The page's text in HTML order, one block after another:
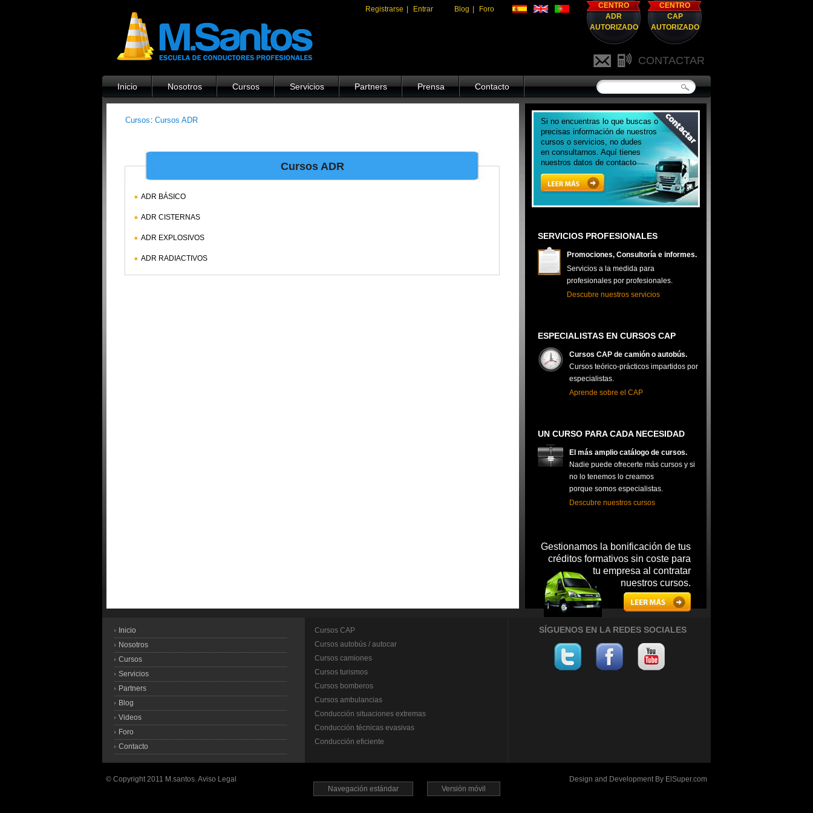
CENTRO
CAP
AUTORIZADO
CENTRO
ADR
AUTORIZADO
Blog Foro
Registrarse Entrar
CONTACTAR
Inicio Nosotros Cursos Servicios Partners Prensa Contacto
Cursos : Cursos ADR
Cursos ADR
ADR BÁSICO
ADR CISTERNAS
ADR EXPLOSIVOS
ADR RADIACTIVOS
Si no encuentras lo que buscas o
precisas información de nuestros
cursos o servicios, no dudes
en consultarnos. Aquí tienes
nuestros datos de contacto
SERVICIOS PROFESIONALES
Promociones, Consultoría e informes.
Servicios a la medida para
profesionales por profesionales.
Descubre nuestros servicios
ESPECIALISTAS EN CURSOS CAP
Cursos CAP de camión o autobús.
Cursos teórico-prácticos impartidos por
especialistas.
Aprende sobre el CAP
UN CURSO PARA CADA NECESIDAD
El más amplio catálogo de cursos.
Nadie puede ofrecerte más cursos y si
no lo tenemos lo creamos
porque somos especialistas.
Descubre nuestros cursos
Gestionamos la bonificación de tus
créditos formativos sin coste para
tu empresa al contratar
nuestros cursos.
Inicio
Nosotros
Cursos
Servicios
Partners
Blog
Videos
Foro
Contacto
Cursos CAP
Cursos autobús / autocar
Cursos camiones
Cursos turismos
Cursos bomberos
Cursos ambulancias
Conducción situaciones extremas
Conducción técnicas evasivas
Conducción eficiente
SÍGUENOS EN LA REDES SOCIALES
© Copyright 2011 M.santos.Aviso Legal Design and Development By ElSuper.com
Navegación estándar
Versión móvil